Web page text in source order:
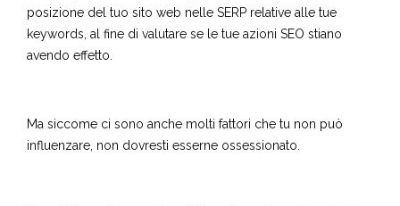
posizione del tuo sito web nelle SERP relative alle tue
keywords, al fine di valutare se le tue azioni SEO stiano
avendo effetto.
Ma siccome ci sono anche molti fattori che tu non può
influenzare, non dovresti esserne ossessionato.